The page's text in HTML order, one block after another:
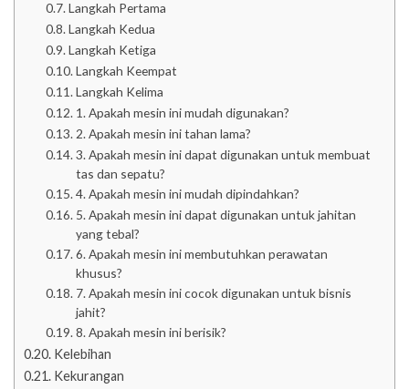
Langkah Pertama
Langkah Kedua
Langkah Ketiga
Langkah Keempat
Langkah Kelima
1. Apakah mesin ini mudah digunakan?
2. Apakah mesin ini tahan lama?
3. Apakah mesin ini dapat digunakan untuk membuat
tas dan sepatu?
4. Apakah mesin ini mudah dipindahkan?
5. Apakah mesin ini dapat digunakan untuk jahitan
yang tebal?
6. Apakah mesin ini membutuhkan perawatan
khusus?
7. Apakah mesin ini cocok digunakan untuk bisnis
jahit?
8. Apakah mesin ini berisik?
Kelebihan
Kekurangan